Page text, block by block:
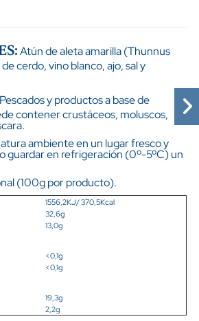
Atún de aleta amarilla (Thunnus
cerdo, vino blanco, ajo, sal y
Pescados y productos a base de
contener crustáceos, moluscos,
ambiente en un lugar fresco y
guardar en refrigeración (0º-5ºC) un
(100g por producto).
1556,2KJ/ 370,5Kcal
32,6g
13,0g
<0,1g
<0,1g
19,3g
2,2g